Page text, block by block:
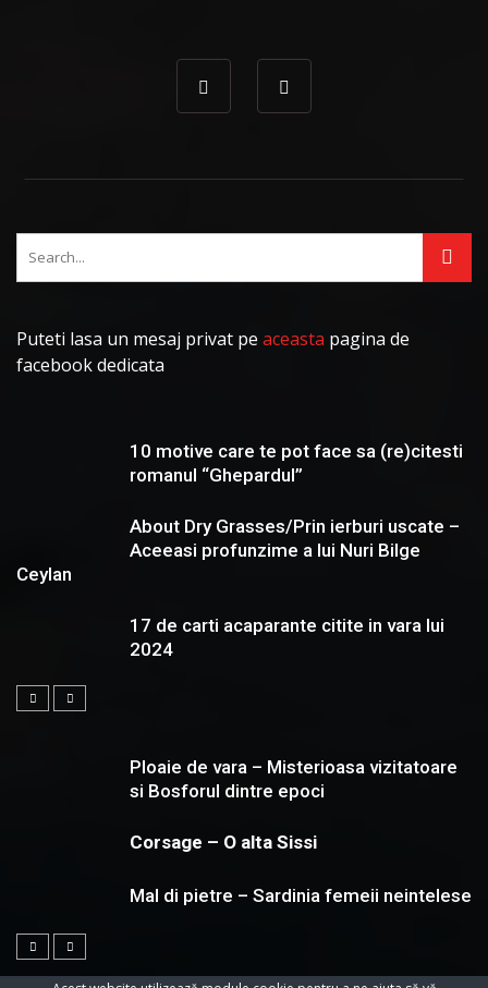
Puteti lasa un mesaj privat pe aceasta pagina de
facebook dedicata
10 motive care te pot face sa (re)citesti
romanul “Ghepardul”
About Dry Grasses/Prin ierburi uscate –
Aceeasi profunzime a lui Nuri Bilge
Ceylan
17 de carti acaparante citite in vara lui
2024
Ploaie de vara – Misterioasa vizitatoare
si Bosforul dintre epoci
Corsage – O alta Sissi
Mal di pietre – Sardinia femeii neintelese